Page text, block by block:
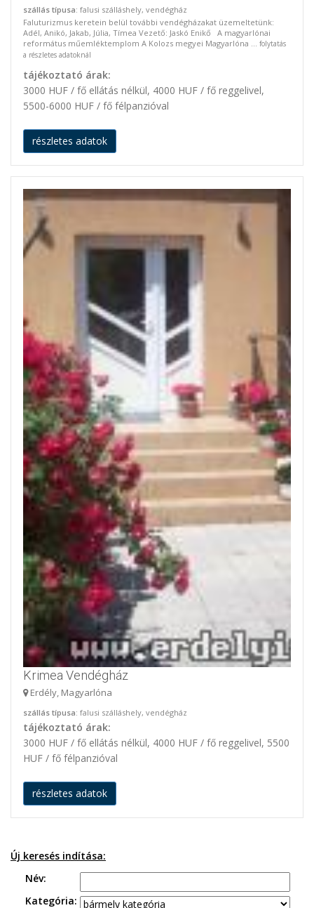
szállás típusa: falusi szálláshely, vendégház
Faluturizmus keretein belül további vendégházakat üzemeltetünk:
Adél, Anikó, Jakab, Júlia, Tímea Vezető: Jaskó Enikő A magyarlónai
református műemléktemplom A Kolozs megyei Magyarlóna ... folytatás
a részletes adatoknál
tájékoztató árak:
3000 HUF / fő ellátás nélkül, 4000 HUF / fő reggelivel,
5500-6000 HUF / fő félpanzióval
részletes adatok
Krimea Vendégház
Erdély, Magyarlóna
szállás típusa: falusi szálláshely, vendégház
tájékoztató árak:
3000 HUF / fő ellátás nélkül, 4000 HUF / fő reggelivel, 5500
HUF / fő félpanzióval
részletes adatok
Új keresés indítása:
Név:
Kategória: